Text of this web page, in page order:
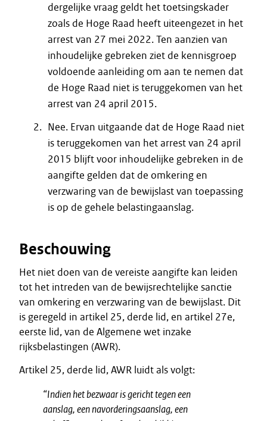
dergelijke vraag geldt het toetsingskader
zoals de Hoge Raad heeft uiteengezet in het
arrest van 27 mei 2022. Ten aanzien van
inhoudelijke gebreken ziet de kennisgroep
voldoende aanleiding om aan te nemen dat
de Hoge Raad niet is teruggekomen van het
arrest van 24 april 2015.
Nee. Ervan uitgaande dat de Hoge Raad niet
is teruggekomen van het arrest van 24 april
2015 blijft voor inhoudelijke gebreken in de
aangifte gelden dat de omkering en
verzwaring van de bewijslast van toepassing
is op de gehele belastingaanslag.
Beschouwing
Het niet doen van de vereiste aangifte kan leiden
tot het intreden van de bewijsrechtelijke sanctie
van omkering en verzwaring van de bewijslast. Dit
is geregeld in artikel 25, derde lid, en artikel 27e,
eerste lid, van de Algemene wet inzake
rijksbelastingen (AWR).
Artikel 25, derde lid, AWR luidt als volgt:
“Indien het bezwaar is gericht tegen een
aanslag, een navorderingsaanslag, een